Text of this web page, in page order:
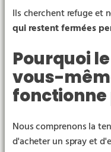
Ils cherchent refuge et
qui restent fermées
Pourquoi
vous-
fonctionne
Nous comprenons la
d'acheter un spray et